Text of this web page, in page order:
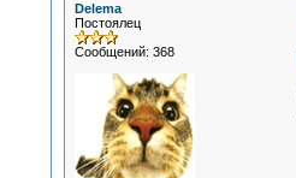
Delema
Постоялец
Сообщений: 368